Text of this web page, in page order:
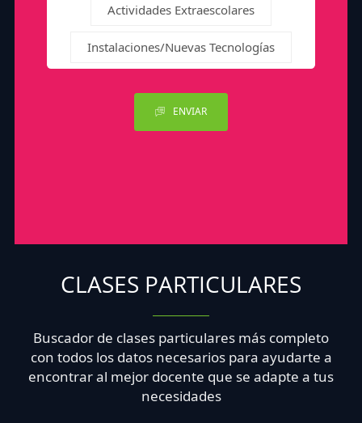
Actividades Extraescolares
Instalaciones/Nuevas Tecnologías
ENVIAR
CLASES PARTICULARES
Buscador de clases particulares más completo
con todos los datos necesarios para ayudarte a
encontrar al mejor docente que se adapte a tus
necesidades